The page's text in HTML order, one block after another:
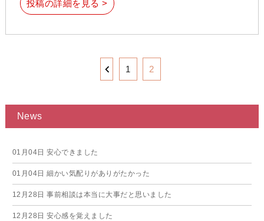
投稿の詳細を見る >
1 2
News
01月04日 安心できました
01月04日 細かい気配りがありがたかった
12月28日 事前相談は本当に大事だと思いました
12月28日 安心感を覚えました